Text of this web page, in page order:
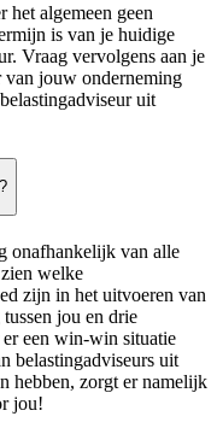
het algemeen geen
is van je huidige
Vraag vervolgens aan je
van jouw onderneming
uit
onafhankelijk van alle
welke
zijn in het uitvoeren van
jou en drie
een win-win situatie
belastingadviseurs uit
hebben, zorgt er namelijk
jou!